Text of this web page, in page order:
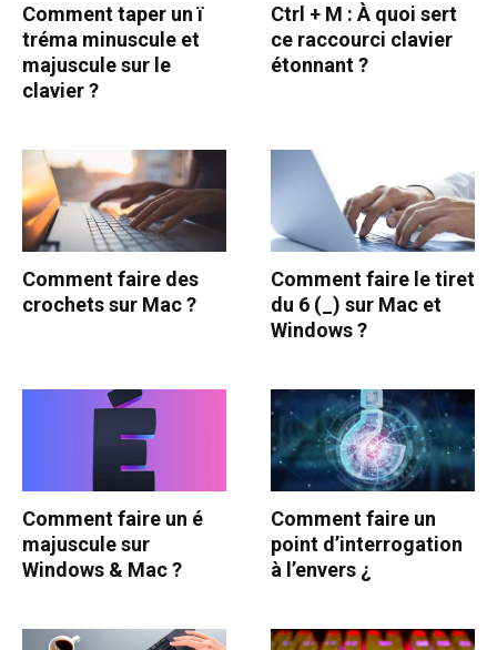
Comment taper un ï
tréma minuscule et
majuscule sur le
clavier ?
Ctrl + M : À quoi sert
ce raccourci clavier
étonnant ?
Comment faire des
crochets sur Mac ?
Comment faire le tiret
du 6 (_) sur Mac et
Windows ?
Comment faire un é
majuscule sur
Windows & Mac ?
Comment faire un
point d’interrogation
à l’envers ¿